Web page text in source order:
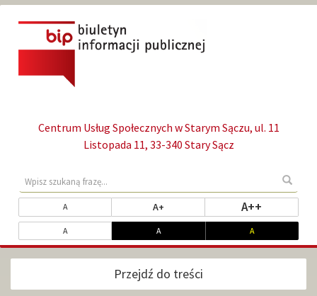
treści
wyszukiwarki
Centrum Usług Społecznych w Starym Sączu, ul. 11
Listopada 11, 33-340 Stary Sącz
Wyszukaj
treści
serwisie
rozmiar
Arozmiar standardowy A+rozmiar powiększony
A++
kontrast
Akontrast standardowy Akontrast biały na czarnym
Akontrast żółty
Przejdź do treści